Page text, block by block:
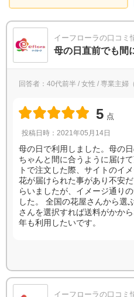
イーフローラの口コミ
母の日直前でも間
回答者：40代前半 / 女性 / 専業主婦
5 点
投稿日時：2021年05月14日
母の日で利用しました。母の
ちゃんと間に合うように届け
トで注文した際、サイトのイ
花が届けられた事があり不安
らいましたが、イメージ通り
した。 全国の花屋さんから選
さんを選択すれば送料がかか
年も利用したいです。
イーフローラの口コミ